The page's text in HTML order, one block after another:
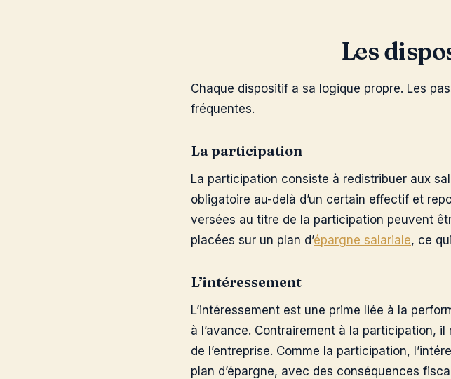
Les
Chaque dispositif a sa logique propre. Les
fréquentes.
La participation
La participation consiste à redistribuer aux
obligatoire au-delà d’un certain effectif et
versées au titre de la participation peuvent
placées sur un plan d’épargne salariale, ce
L’intéressement
L’intéressement est une prime liée à la
à l’avance. Contrairement à la participation,
de l’entreprise. Comme la participation,
plan d’épargne, avec des conséquences